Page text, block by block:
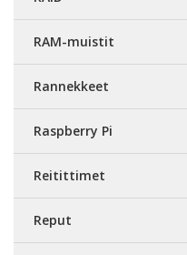
RAM-muistit
Rannekkeet
Raspberry Pi
Reitittimet
Reput